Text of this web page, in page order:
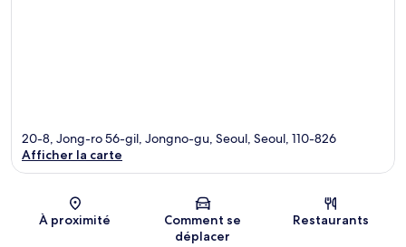
Carte
20-8, Jong-ro 56-gil, Jongno-gu, Seoul, Seoul, 110-826
Afficher la carte
À proximité
Comment se
déplacer
Restaurants